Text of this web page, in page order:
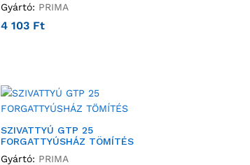
Gyártó: PRIMA
4 103 Ft
SZIVATTYÚ GTP 25
FORGATTYÚSHÁZ TÖMÍTÉS
Gyártó: PRIMA